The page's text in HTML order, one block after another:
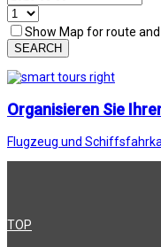
Show Map for route
SEARCH
Organisieren Sie
Flugzeug und
TOP